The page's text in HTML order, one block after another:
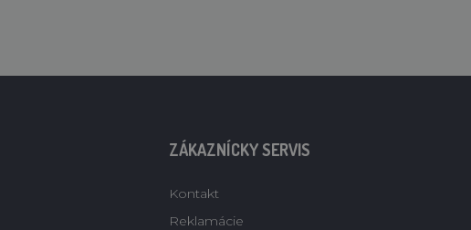
ZÁKAZNÍCKY SERVIS
Kontakt
Reklamácie